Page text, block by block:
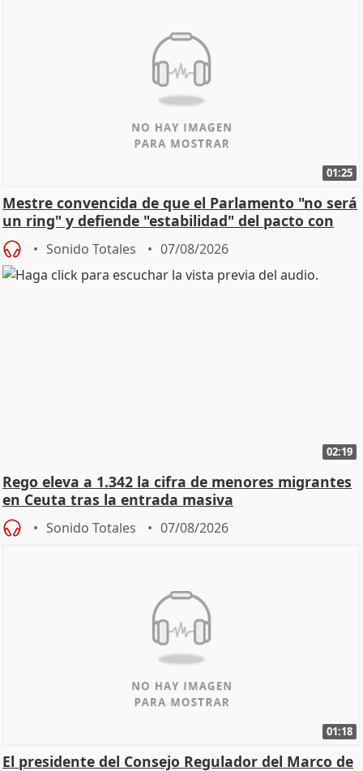
01:25
Mestre convencida de que el Parlamento "no será
un ring" y defiende "estabilidad" del pacto con
Vox
Sonido Totales 07/08/2026
02:19
Rego eleva a 1.342 la cifra de menores migrantes
en Ceuta tras la entrada masiva
Sonido Totales 07/08/2026
01:18
El presidente del Consejo Regulador del Marco de